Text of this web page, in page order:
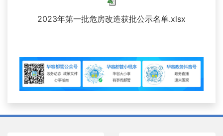
2023年第一批危房改造获批公示名单.xlsx